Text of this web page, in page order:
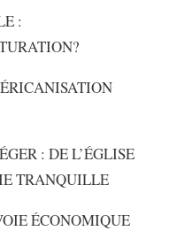
:
: DE L’ÉGLISE
TRANQUILLE
ÉCONOMIQUE